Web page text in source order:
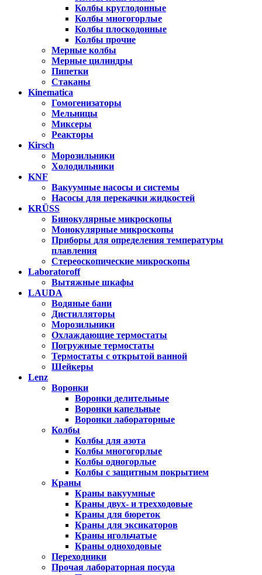
Колбы круглодонные
Колбы многогорлые
Колбы плоскодонные
Колбы прочие
Мерные колбы
Мерные цилиндры
Пипетки
Стаканы
Kinematica
Гомогенизаторы
Мельницы
Миксеры
Реакторы
Kirsch
Морозильники
Холодильники
KNF
Вакуумные насосы и системы
Насосы для перекачки жидкостей
KRÜSS
Бинокулярные микроскопы
Монокулярные микроскопы
Приборы для определения температуры
плавления
Стереоскопические микроскопы
Laboratoroff
Вытяжные шкафы
LAUDA
Водяные бани
Дистилляторы
Морозильники
Охлаждающие термостаты
Погружные термостаты
Термостаты с открытой ванной
Шейкеры
Lenz
Воронки
Воронки делительные
Воронки капельные
Воронки лабораторные
Колбы
Колбы для азота
Колбы многогорлые
Колбы одногорлые
Колбы с защитным покрытием
Краны
Краны вакуумные
Краны двух- и трехходовые
Краны для бюреток
Краны для эксикаторов
Краны игольчатые
Краны одноходовые
Переходники
Прочая лабораторная посуда